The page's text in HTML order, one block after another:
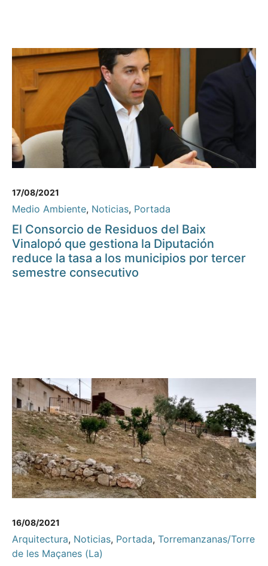
17/08/2021
Medio Ambiente, Noticias, Portada
El Consorcio de Residuos del Baix
Vinalopó que gestiona la Diputación
reduce la tasa a los municipios por tercer
semestre consecutivo
16/08/2021
Arquitectura, Noticias, Portada, Torremanzanas/Torre
de les Maçanes (La)